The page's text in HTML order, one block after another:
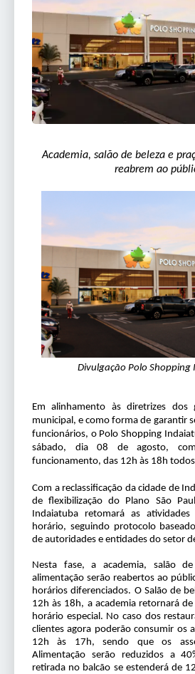
Academia, salão de beleza e
reabrem ao
Divulgação Polo Shopping
Em alinhamento às diretrizes dos
municipal, e como forma de garantir
funcionários, o Polo Shopping
sábado, dia 08 de agosto,
funcionamento, das 12h às 18h todos
Com a reclassificação da cidade de
de flexibilização do Plano São
Indaiatuba retomará as
horário, seguindo protocolo
de autoridades e entidades do setor
Nesta fase, a academia, salão
alimentação serão reabertos ao
horários diferenciados. O Salão de
12h às 18h, a academia retornará
horário especial. No caso dos
clientes agora poderão consumir os
12h às 17h, sendo que os
Alimentação serão reduzidos a
retirada no balcão se estenderá de